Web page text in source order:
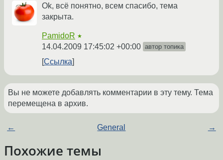
Ok, всё понятно, всем спасибо, тема
закрыта.
PamidoR ★
14.04.2009 17:45:02 +00:00 автор топика
Ссылка
Вы не можете добавлять комментарии в эту тему. Тема
перемещена в архив.
← General →
Похожие темы